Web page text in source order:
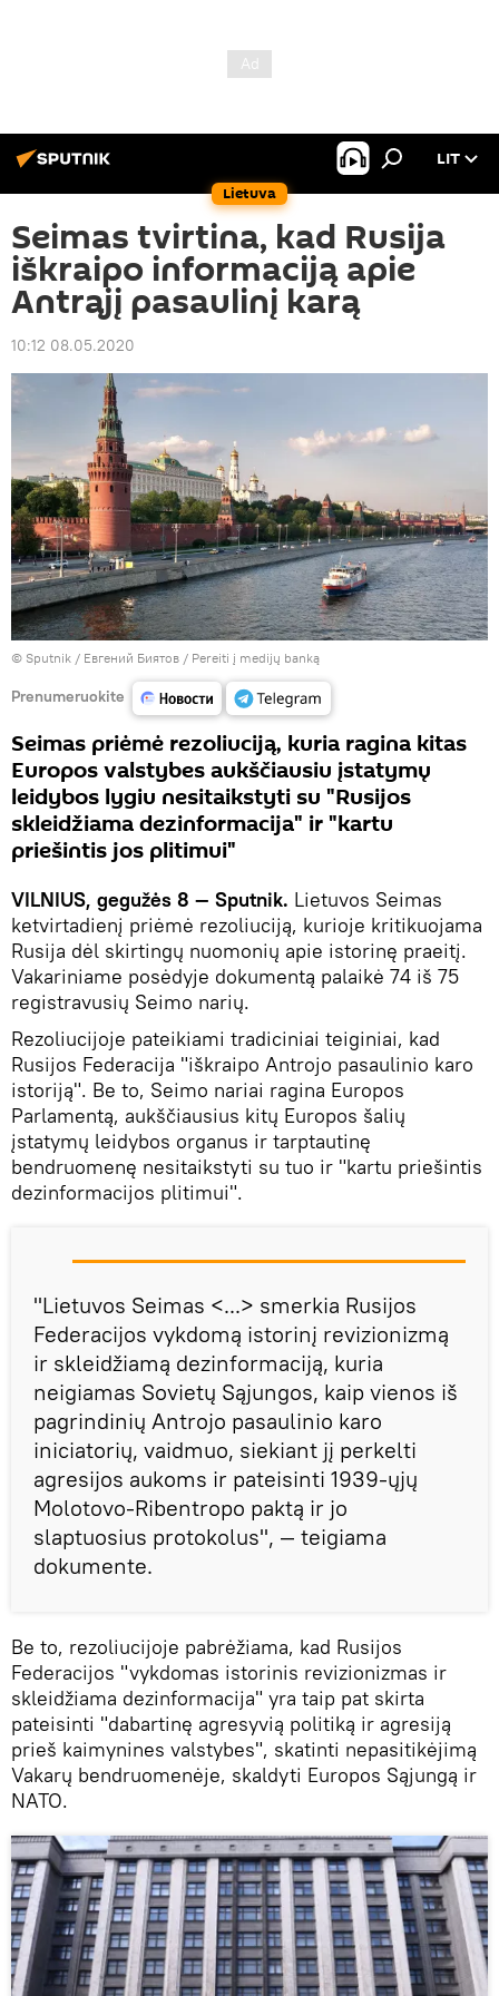
Lietuva
LIT
Seimas tvirtina, kad Rusija
iškraipo informaciją apie
Antrąjį pasaulinį karą
10:12 08.05.2020
© Sputnik / Евгений Биятов / Pereiti į medijų banką
Prenumeruokite
Seimas priėmė rezoliuciją, kuria ragina kitas
Europos valstybes aukščiausiu įstatymų
leidybos lygiu nesitaikstyti su "Rusijos
skleidžiama dezinformacija" ir "kartu
priešintis jos plitimui"
VILNIUS, gegužės 8 — Sputnik. Lietuvos Seimas
ketvirtadienį priėmė rezoliuciją, kurioje kritikuojama
Rusija dėl skirtingų nuomonių apie istorinę praeitį.
Vakariniame posėdyje dokumentą palaikė 74 iš 75
registravusių Seimo narių.
Rezoliucijoje pateikiami tradiciniai teiginiai, kad
Rusijos Federacija "iškraipo Antrojo pasaulinio karo
istoriją". Be to, Seimo nariai ragina Europos
Parlamentą, aukščiausius kitų Europos šalių
įstatymų leidybos organus ir tarptautinę
bendruomenę nesitaikstyti su tuo ir "kartu priešintis
dezinformacijos plitimui".
"Lietuvos Seimas <...> smerkia Rusijos
Federacijos vykdomą istorinį revizionizmą
ir skleidžiamą dezinformaciją, kuria
neigiamas Sovietų Sąjungos, kaip vienos iš
pagrindinių Antrojo pasaulinio karo
iniciatorių, vaidmuo, siekiant jį perkelti
agresijos aukoms ir pateisinti 1939-ųjų
Molotovo-Ribentropo paktą ir jo
slaptuosius protokolus", — teigiama
dokumente.
Be to, rezoliucijoje pabrėžiama, kad Rusijos
Federacijos "vykdomas istorinis revizionizmas ir
skleidžiama dezinformacija" yra taip pat skirta
pateisinti "dabartinę agresyvią politiką ir agresiją
prieš kaimynines valstybes", skatinti nepasitikėjimą
Vakarų bendruomenėje, skaldyti Europos Sąjungą ir
NATO.